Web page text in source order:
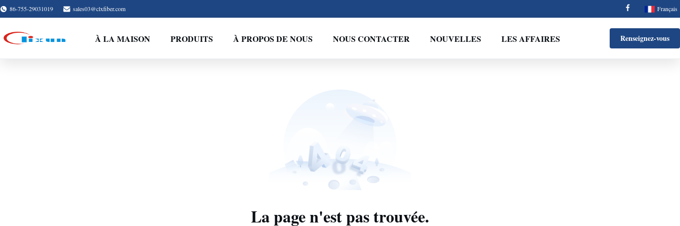
86-755-29031019 sales03@clxfiber.com Français
À LA MAISON PRODUITS À PROPOS DE NOUS NOUS CONTACTER NOUVELLES LES AFFAIRES Renseignez-vous
La page n'est pas trouvée.